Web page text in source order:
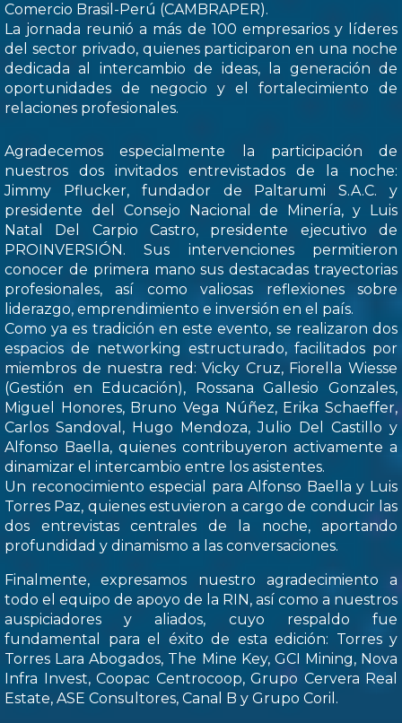
Comercio Brasil-Perú (CAMBRAPER).
La jornada reunió a más de 100 empresarios y líderes
del sector privado, quienes participaron en una noche
dedicada al intercambio de ideas, la generación de
oportunidades de negocio y el fortalecimiento de
relaciones profesionales.
Agradecemos especialmente la participación de
nuestros dos invitados entrevistados de la noche:
Jimmy Pflucker, fundador de Paltarumi S.A.C. y
presidente del Consejo Nacional de Minería, y Luis
Natal Del Carpio Castro, presidente ejecutivo de
PROINVERSIÓN. Sus intervenciones permitieron
conocer de primera mano sus destacadas trayectorias
profesionales, así como valiosas reflexiones sobre
liderazgo, emprendimiento e inversión en el país.
Como ya es tradición en este evento, se realizaron dos
espacios de networking estructurado, facilitados por
miembros de nuestra red: Vicky Cruz, Fiorella Wiesse
(Gestión en Educación), Rossana Gallesio Gonzales,
Miguel Honores, Bruno Vega Núñez, Erika Schaeffer,
Carlos Sandoval, Hugo Mendoza, Julio Del Castillo y
Alfonso Baella, quienes contribuyeron activamente a
dinamizar el intercambio entre los asistentes.
Un reconocimiento especial para Alfonso Baella y Luis
Torres Paz, quienes estuvieron a cargo de conducir las
dos entrevistas centrales de la noche, aportando
profundidad y dinamismo a las conversaciones.
Finalmente, expresamos nuestro agradecimiento a
todo el equipo de apoyo de la RIN, así como a nuestros
auspiciadores y aliados, cuyo respaldo fue
fundamental para el éxito de esta edición: Torres y
Torres Lara Abogados, The Mine Key, GCI Mining, Nova
Infra Invest, Coopac Centrocoop, Grupo Cervera Real
Estate, ASE Consultores, Canal B y Grupo Coril.